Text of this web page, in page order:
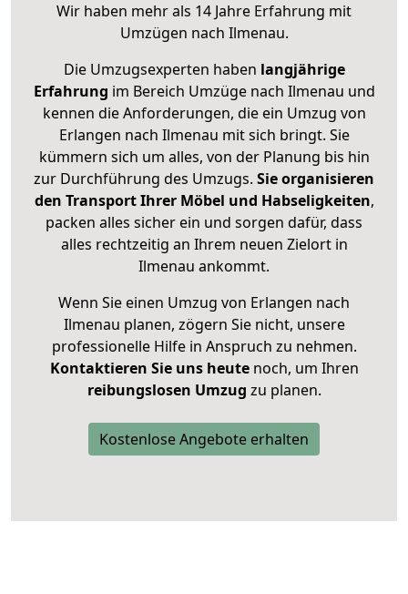
Wir haben mehr als 14 Jahre Erfahrung mit
Umzügen nach Ilmenau.
Die Umzugsexperten haben langjährige
Erfahrung im Bereich Umzüge nach Ilmenau und
kennen die Anforderungen, die ein Umzug von
Erlangen nach Ilmenau mit sich bringt. Sie
kümmern sich um alles, von der Planung bis hin
zur Durchführung des Umzugs. Sie organisieren
den Transport Ihrer Möbel und Habseligkeiten,
packen alles sicher ein und sorgen dafür, dass
alles rechtzeitig an Ihrem neuen Zielort in
Ilmenau ankommt.
Wenn Sie einen Umzug von Erlangen nach
Ilmenau planen, zögern Sie nicht, unsere
professionelle Hilfe in Anspruch zu nehmen.
Kontaktieren Sie uns heutenoch, um Ihren
reibungslosen Umzug zu planen.
Kostenlose Angebote erhalten